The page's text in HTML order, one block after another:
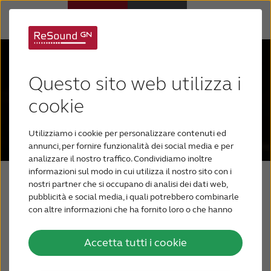
Questo sito web utilizza i
cookie
Utilizziamo i cookie per personalizzare contenuti ed
annunci, per fornire funzionalità dei social media e per
analizzare il nostro traffico. Condividiamo inoltre
informazioni sul modo in cui utilizza il nostro sito con i
nostri partner che si occupano di analisi dei dati web,
pubblicità e social media, i quali potrebbero combinarle
con altre informazioni che ha fornito loro o che hanno
In ottemperanza alle Nuove Linee Guida della
Accetta tutti i cookie
Ipoacusia
Supporto e assistenza
Perché ReSound
PER GLI AUDIOPROTESISTI
BLOG
ReSound Nexia
La nuova era